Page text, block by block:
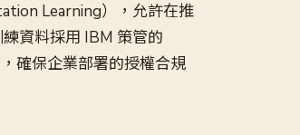
Learning），允許在推
資料採用 IBM 策管的
，確保企業部署的授權合規